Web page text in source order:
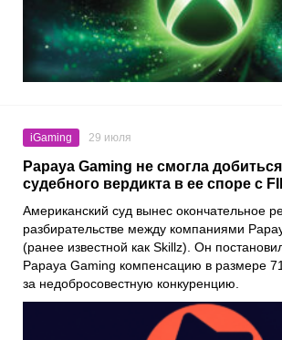
iGaming 29 июля
Papaya Gaming не смогла
судебного вердикта в ее споре с
Американский суд вынес окончательное
разбирательстве между компаниями
(ранее известной как Skillz). Он
Papaya Gaming компенсацию в размере
за недобросовестную конкуренцию.